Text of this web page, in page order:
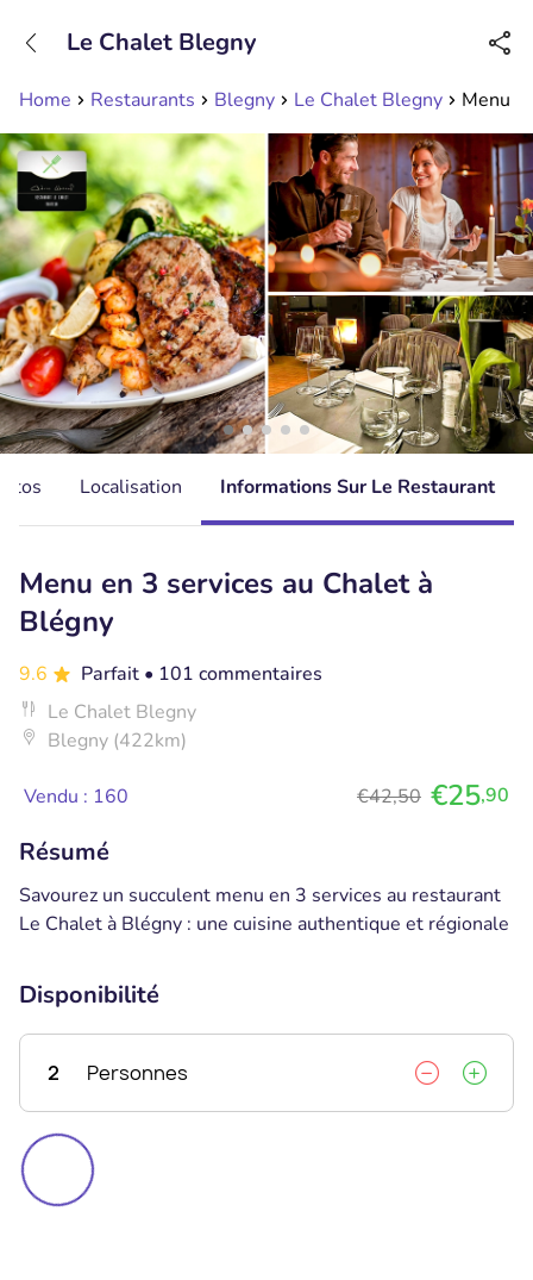
Disponible jusqu'à 23:00 heures
Home Restaurants Blegny Le Chalet Blegny Menu
Le Chalet Blegny
Localisation Informations Sur Le Restaurant
Menu en 3 services au Chalet à
Blégny
9.6 Parfait • 101 commentaires
Le Chalet Blegny
Blegny (422km)
Vendu : 160 €42,50 €25,90
Résumé
Savourez un succulent menu en 3 services au restaurant
Le Chalet à Blégny : une cuisine authentique et régionale
Disponibilité
2 Personnes